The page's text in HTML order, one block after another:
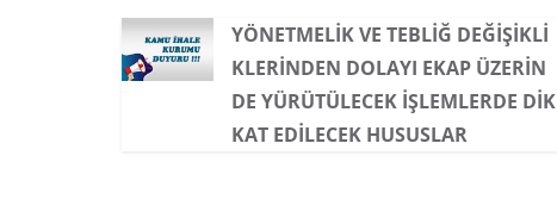
YÖNETMELIK VE TEBLIĞ DEĞIŞIKLI
KLERINDEN DOLAYI EKAP ÜZERIN
DE YÜRÜTÜLECEK İŞLEMLERDE DIK
KAT EDILECEK HUSUSLAR